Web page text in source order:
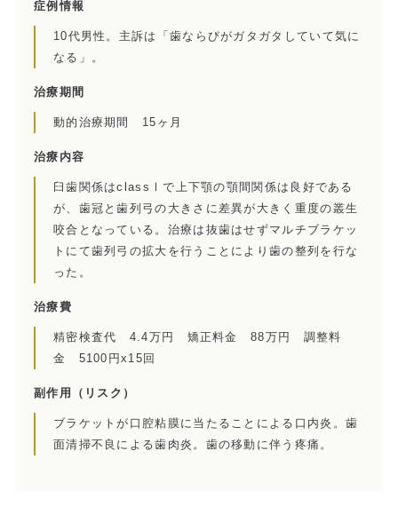
費用について
マイクロスコープ歯科治療
かぶせもの、詰め物
インプラント
ホワイトニング
顎関節治療
歯列矯正
症例情報
10代男性。主訴は「歯ならびがガタガタしていて気に
なる」。
治療期間
動的治療期間 15ヶ月
治療内容
臼歯関係はclassⅠで上下顎の顎間関係は良好である
が、歯冠と歯列弓の大きさに差異が大きく重度の叢生
咬合となっている。治療は抜歯はせずマルチブラケッ
トにて歯列弓の拡大を行うことにより歯の整列を行な
った。
治療費
精密検査代 4.4万円 矯正料金 88万円 調整料
金 5100円x15回
副作用 （リスク）
ブラケットが口腔粘膜に当たることによる口内炎。歯
面清掃不良による歯肉炎。歯の移動に伴う疼痛。